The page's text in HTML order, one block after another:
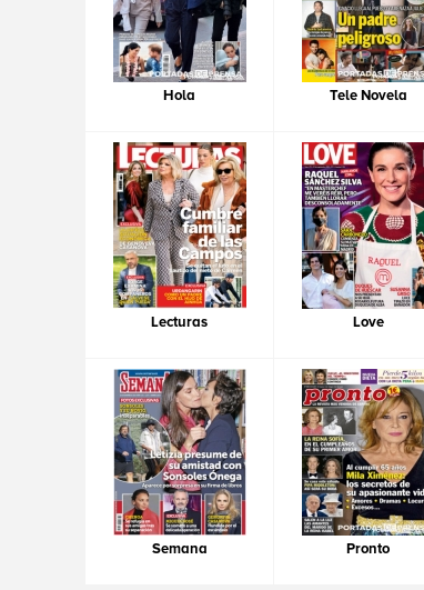
Hola Tele Novela
Lecturas Love
Semana Pronto